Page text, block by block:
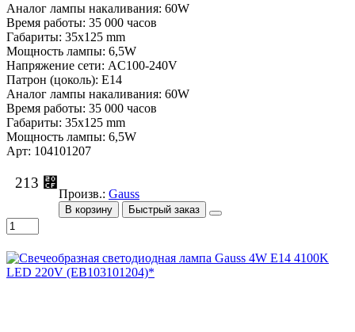
Аналог лампы накаливания: 60W
Время работы: 35 000 часов
Габариты: 35x125 mm
Мощность лампы: 6,5W
Напряжение сети: AC100-240V
Патрон (цоколь): E14
Аналог лампы накаливания: 60W
Время работы: 35 000 часов
Габариты: 35x125 mm
Мощность лампы: 6,5W
Арт: 104101207
213 ⃏
Произв.: Gauss
В корзину Быстрый заказ